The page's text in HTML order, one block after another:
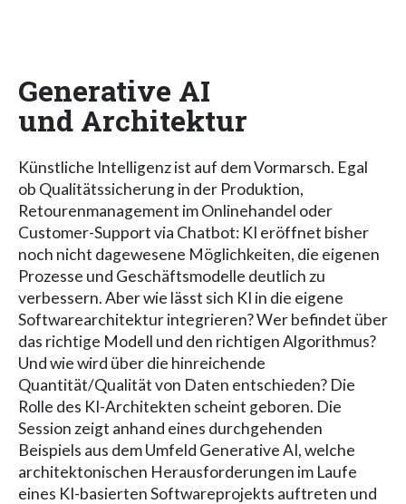
Generative AI
und Architektur
Künstliche Intelligenz ist auf dem Vormarsch. Egal
ob Qualitätssicherung in der Produktion,
Retourenmanagement im Onlinehandel oder
Customer-Support via Chatbot: KI eröffnet bisher
noch nicht dagewesene Möglichkeiten, die eigenen
Prozesse und Geschäftsmodelle deutlich zu
verbessern. Aber wie lässt sich KI in die eigene
Softwarearchitektur integrieren? Wer befindet über
das richtige Modell und den richtigen Algorithmus?
Und wie wird über die hinreichende
Quantität/Qualität von Daten entschieden? Die
Rolle des KI-Architekten scheint geboren. Die
Session zeigt anhand eines durchgehenden
Beispiels aus dem Umfeld Generative AI, welche
architektonischen Herausforderungen im Laufe
eines KI-basierten Softwareprojekts auftreten und